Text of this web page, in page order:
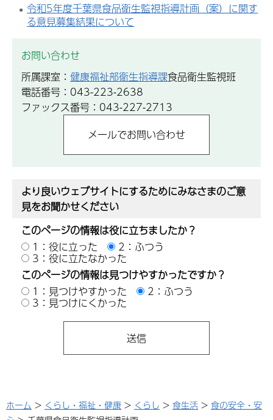
令和5年度千葉県食品衛生監視指導計画（案）に関す
る意見募集結果について
お問い合わせ
所属課室： 健康福祉部衛生指導課食品衛生監視班
電話番号：043-223-2638
ファックス番号：043-227-2713
より良いウェブサイトにするためにみなさまのご意
見をお聞かせください
このページの情報は役に立ちましたか？
1：役に立った
2：ふつう
3：役に立たなかった
このページの情報は見つけやすかったですか？
1：見つけやすかった
2：ふつう
3：見つけにくかった
ホーム > くらし・福祉・健康 > くらし > 食生活 > 食の安全・安